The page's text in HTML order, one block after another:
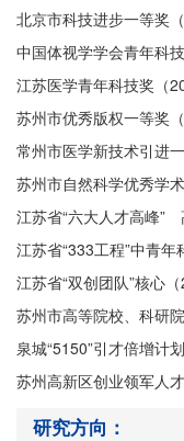
北京市科技进步一等奖（
中国体视学学会青年科
江苏医学青年科技奖（
苏州市优秀版权一等奖（
常州市医学新技术引进
苏州市自然科学优秀学
江苏省“六大人才高峰”
江苏省“333工程”中青年
江苏省“双创团队”核心（
苏州市高等院校、科研
泉城“5150”引才倍增计
苏州高新区创业领军人
研究方向：